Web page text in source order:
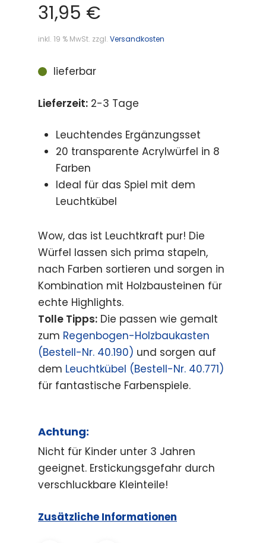
31,95 €
inkl. 19 % MwSt. zzgl. Versandkosten
lieferbar
Lieferzeit: 2-3 Tage
Leuchtendes Ergänzungsset
20 transparente Acrylwürfel in 8
Farben
Ideal für das Spiel mit dem
Leuchtkübel
Wow, das ist Leuchtkraft pur! Die
Würfel lassen sich prima stapeln,
nach Farben sortieren und sorgen in
Kombination mit Holzbausteinen für
echte Highlights.
Tolle Tipps: Die passen wie gemalt
zum Regenbogen-Holzbaukasten
(Bestell-Nr. 40.190) und sorgen auf
dem Leuchtkübel (Bestell-Nr. 40.771)
für fantastische Farbenspiele.
Achtung:
Nicht für Kinder unter 3 Jahren
geeignet. Erstickungsgefahr durch
verschluckbare Kleinteile!
Zusätzliche Informationen